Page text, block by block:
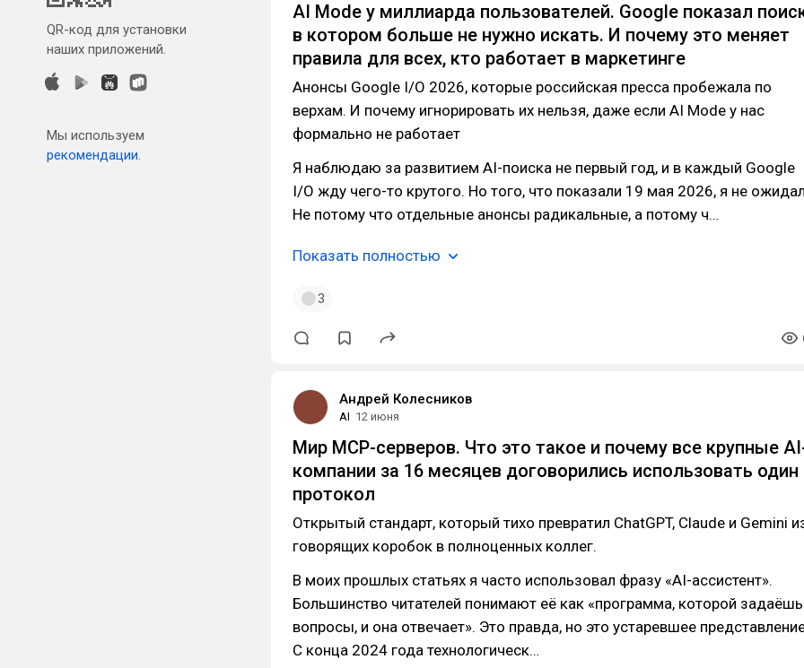
QR-код для установки
наших приложений.
Мы используем
рекомендации.
AI Mode у миллиарда пользователей. Google показал
в котором больше не нужно искать. И почему это меняет
правила для всех, кто работает в маркетинге
Анонсы Google I/O 2026, которые российская пресса пробежала по
верхам. И почему игнорировать их нельзя, даже если AI Mode у нас
формально не работает
Я наблюдаю за развитием AI-поиска не первый год, и в каждый Google
I/O жду чего-то крутого. Но того, что показали 19 мая 2026, я не
Не потому что отдельные анонсы радикальные, а потому ч…
Показать полностью
3
Андрей Колесников
AI 12 июня
Мир MCP-серверов. Что это такое и почему все крупные
компании за 16 месяцев договорились использовать один
протокол
Открытый стандарт, который тихо превратил ChatGPT, Claude и Gemini
говорящих коробок в полноценных коллег.
В моих прошлых статьях я часто использовал фразу «AI-ассистент».
Большинство читателей понимают её как «программа, которой задаёшь
вопросы, и она отвечает». Это правда, но это устаревшее
С конца 2024 года технологическ…